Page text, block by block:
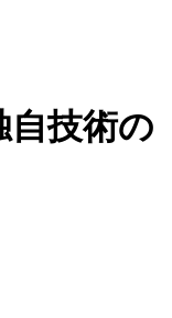
自技術の